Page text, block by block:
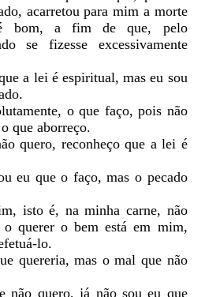
acarretou para mim a morte
bom, a fim de que, pelo
se fizesse excessivamente
a lei é espiritual, mas eu sou
o que faço, pois não
que aborreço.
quero, reconheço que a lei é
eu que o faço, mas o pecado
isto é, na minha carne, não
querer o bem está em mim,
lo.
quereria, mas o mal que não
não quero, já não sou eu que